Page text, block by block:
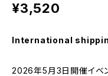
¥3,520
International
2026年5月3日開催イベ